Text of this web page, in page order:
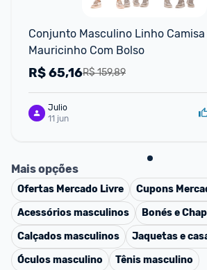
Conjunto Masculino Linho
Mauricinho Com Bolso
R$ 159,89
R$65,16
Julio
11 jun
Mais opções
Ofertas Mercado Livre Cupons
Acessórios masculinos
Bonés e
Calçados masculinos
Jaquetas e
Óculos masculino
Tênis masculino